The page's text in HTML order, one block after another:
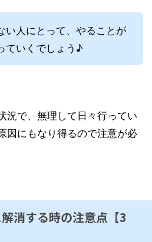
い人にとって、やることが
ていくでしょう♪
況で、無理して日々行ってい
因にもなり得るので注意が必
消する時の注意点【3